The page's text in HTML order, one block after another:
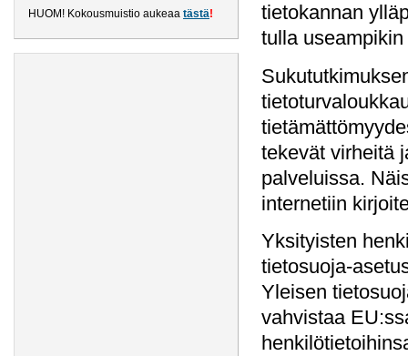
HUOM! Kokousmuistio aukeaa tästä!
tietokannan
tulla
tekevät virheitä
palveluissa.
internetiin
Yksityisten
tietosuoja-
Yleisen
vahvistaa